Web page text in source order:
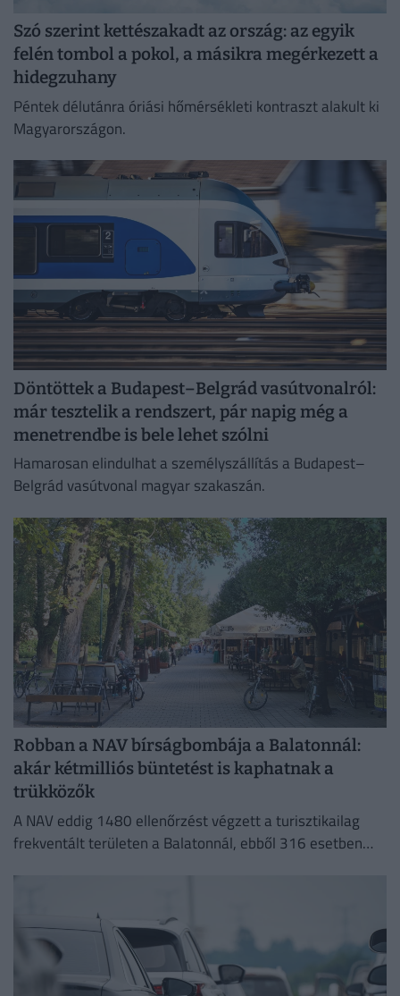
Szó szerint kettészakadt az ország: az egyik
felén tombol a pokol, a másikra megérkezett a
hidegzuhany
Péntek délutánra óriási hőmérsékleti kontraszt alakult ki
Magyarországon.
Döntöttek a Budapest–Belgrád vasútvonalról:
már tesztelik a rendszert, pár napig még a
menetrendbe is bele lehet szólni
Hamarosan elindulhat a személyszállítás a Budapest–
Belgrád vasútvonal magyar szakaszán.
Robban a NAV bírságbombája a Balatonnál:
akár kétmilliós büntetést is kaphatnak a
trükközők
A NAV eddig 1480 ellenőrzést végzett a turisztikailag
frekventált területen a Balatonnál, ebből 316 esetben